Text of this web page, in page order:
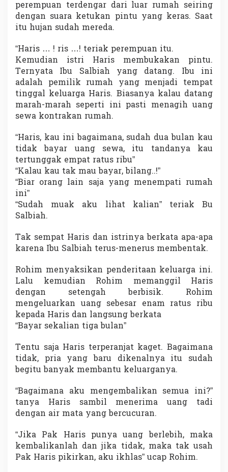
perempuan terdengar dari luar rumah seiring
dengan suara ketukan pintu yang keras. Saat
itu hujan sudah mereda.
“Haris … ! ris …! teriak perempuan itu.
Kemudian istri Haris membukakan pintu.
Ternyata Ibu Salbiah yang datang. Ibu ini
adalah pemilik rumah yang menjadi tempat
tinggal keluarga Haris. Biasanya kalau datang
marah-marah seperti ini pasti menagih uang
sewa kontrakan rumah.
“Haris, kau ini bagaimana, sudah dua bulan kau
tidak bayar uang sewa, itu tandanya kau
tertunggak empat ratus ribu”
“Kalau kau tak mau bayar, bilang..!”
“Biar orang lain saja yang menempati rumah
ini”
“Sudah muak aku lihat kalian” teriak Bu
Salbiah.
Tak sempat Haris dan istrinya berkata apa-apa
karena Ibu Salbiah terus-menerus membentak.
Rohim menyaksikan penderitaan keluarga ini.
Lalu kemudian Rohim memanggil Haris
dengan setengah berbisik. Rohim
mengeluarkan uang sebesar enam ratus ribu
kepada Haris dan langsung berkata
“Bayar sekalian tiga bulan”
Tentu saja Haris terperanjat kaget. Bagaimana
tidak, pria yang baru dikenalnya itu sudah
begitu banyak membantu keluarganya.
“Bagaimana aku mengembalikan semua ini?”
tanya Haris sambil menerima uang tadi
dengan air mata yang bercucuran.
“Jika Pak Haris punya uang berlebih, maka
kembalikanlah dan jika tidak, maka tak usah
Pak Haris pikirkan, aku ikhlas” ucap Rohim.